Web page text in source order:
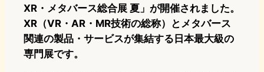
XR・メタバース総合展 夏」が開催されました。
XR（VR・AR・MR技術の総称）とメタバース
関連の製品・サービスが集結する日本最大級の
専門展です。